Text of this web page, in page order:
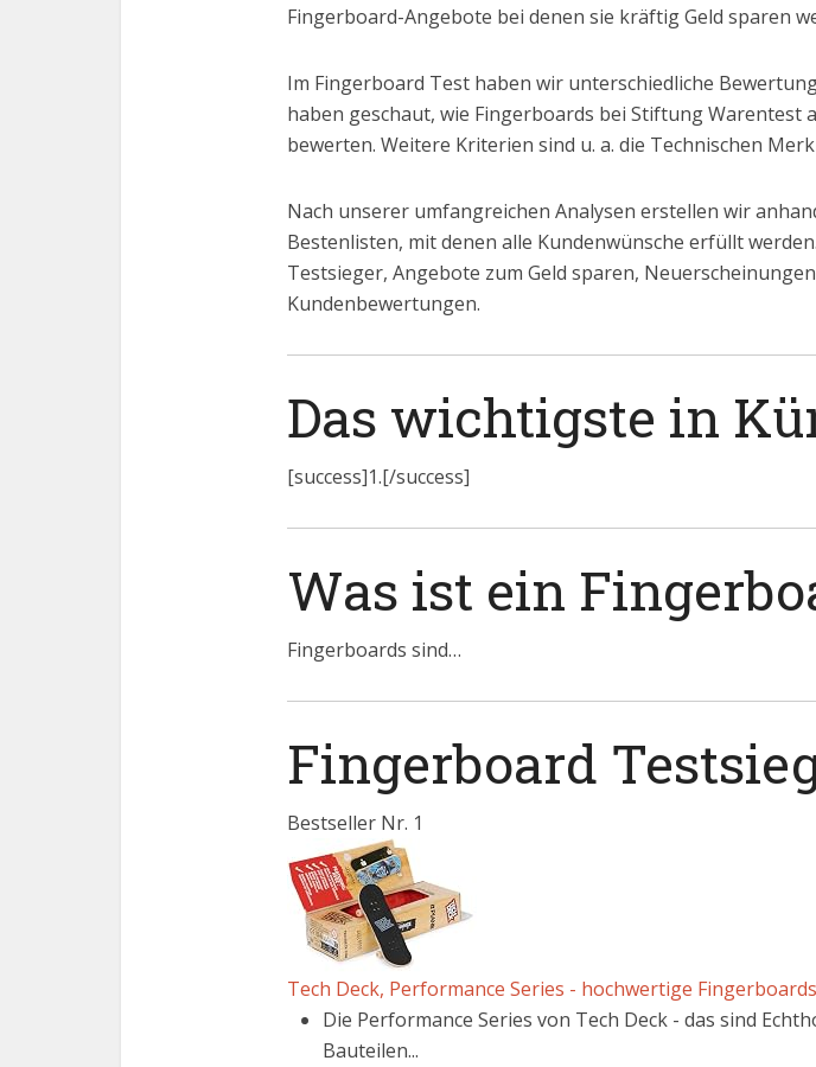
Fingerboard-Angebote bei denen sie kräftig Geld sparen
Im Fingerboard Test haben wir unterschiedliche
haben geschaut, wie Fingerboards bei Stiftung Warentest
bewerten. Weitere Kriterien sind u. a. die Technischen
Nach unserer umfangreichen Analysen erstellen wir
Bestenlisten, mit denen alle Kundenwünsche erfüllt
Testsieger, Angebote zum Geld sparen,
Kundenbewertungen.
Das wichtigste in
[success]1.[/success]
Was ist ein
Fingerboards sind…
Fingerboard
Bestseller Nr. 1
Tech Deck, Performance Series - hochwertige
Die Performance Series von Tech Deck - das sind
Bauteilen...